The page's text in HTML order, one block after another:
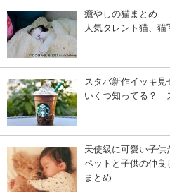
癒やしの猫まとめ
人気タレント猫、
スタバ新作イッキ見
いくつ知ってる？
天使級に可愛い子供
ペットと子供の仲
まとめ